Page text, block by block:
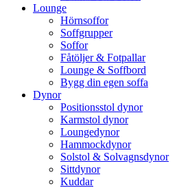
Lounge
Hörnsoffor
Soffgrupper
Soffor
Fåtöljer & Fotpallar
Lounge & Soffbord
Bygg din egen soffa
Dynor
Positionsstol dynor
Karmstol dynor
Loungedynor
Hammockdynor
Solstol & Solvagnsdynor
Sittdynor
Kuddar